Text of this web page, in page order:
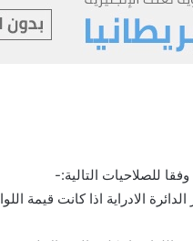
الادراية اذا كانت قيمة